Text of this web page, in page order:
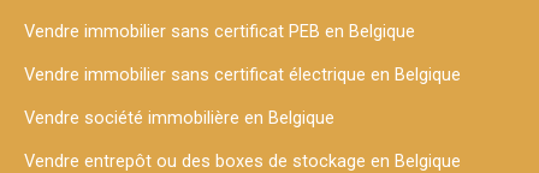
Vendre immobilier sans certificat PEB en Belgique
Vendre immobilier sans certificat électrique en Belgique
Vendre société immobilière en Belgique
Vendre entrepôt ou des boxes de stockage en Belgique